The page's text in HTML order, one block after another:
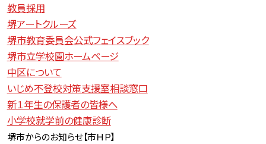
教員採用
堺アートクルーズ
堺市教育委員会公式フェイスブック
堺市立学校園ホームページ
中区について
いじめ不登校対策支援室相談窓口
新１年生の保護者の皆様へ
小学校就学前の健康診断
堺市からのお知らせ【市ＨＰ】